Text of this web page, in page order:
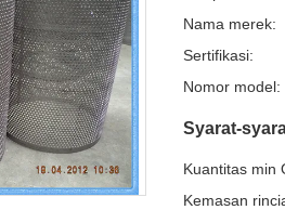
Nama merek:
Sertifikasi:
Nomor model:
Syarat-
Kuantitas min
Kemasan